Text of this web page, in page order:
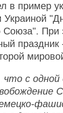
в пример
Украиной
Союза". При
что с